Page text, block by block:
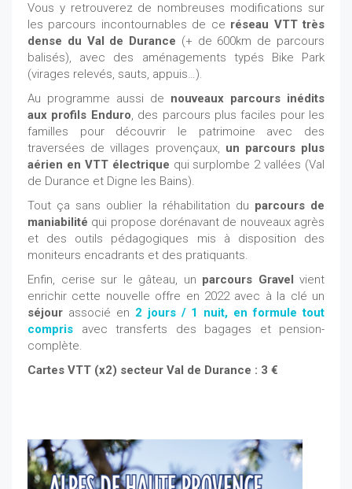
Vous y retrouverez de nombreuses modifications sur
les parcours incontournables de ce réseau VTT très
dense du Val de Durance (+ de 600km de parcours
balisés), avec des aménagements typés Bike Park
(virages relevés, sauts, appuis…).
Au programme aussi de nouveaux parcours inédits
aux profils Enduro, des parcours plus faciles pour les
familles pour découvrir le patrimoine avec des
traversées de villages provençaux, un parcours plus
aérien en VTT électrique qui surplombe 2 vallées (Val
de Durance et Digne les Bains).
Tout ça sans oublier la réhabilitation du parcours de
maniabilité qui propose dorénavant de nouveaux agrès
et des outils pédagogiques mis à disposition des
moniteurs encadrants et des pratiquants.
Enfin, cerise sur le gâteau, un parcours Gravel vient
enrichir cette nouvelle offre en 2022 avec à la clé un
séjour associé en 2 jours / 1 nuit, en formule tout
compris avec transferts des bagages et pension-
complète.
Cartes VTT (x2) secteur Val de Durance : 3 €